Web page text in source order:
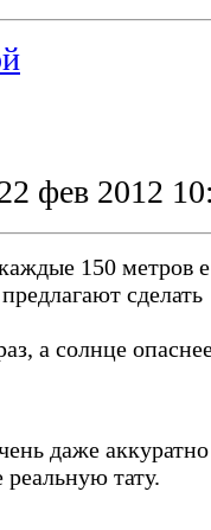
фев 2012
150 метров
сделать
а солнце
даже
тату.